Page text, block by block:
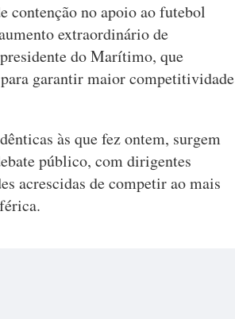
contenção no apoio ao futebol
extraordinário de
do Marítimo, que
garantir maior competitividade
às que fez ontem, surgem
público, com dirigentes
acrescidas de competir ao mais